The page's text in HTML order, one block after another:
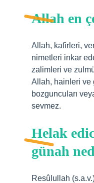
Allah en
Allah, kafirleri,
nimetleri inkar
zalimleri ve
Allah, hainleri ve
bozguncuları
sevmez.
Helak
günah
Resûlullah